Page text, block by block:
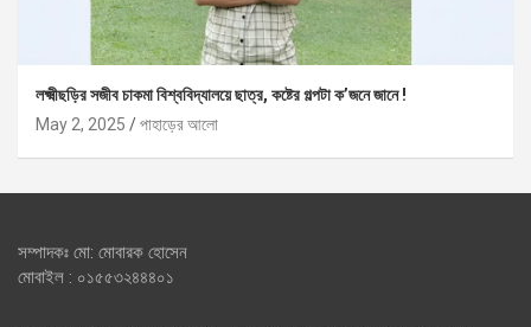
লক্ষ্মীছড়ির সজীব চাকমা বিশ্ববিদ্যালয়ে ছাত্র, কষ্টের গল্পটা ক’জনে জানে !
May 2, 2025
পাহাড়ের আলো
সম্পাদকঃ মো: মোবারক হোসেন
মোবাইল : ০১৫৫৩২৪৪৪০১